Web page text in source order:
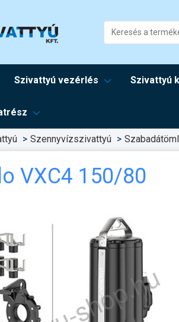
Szivattyú vezérlés Szivattyú
Szennyvízszivattyú
VXC4 150/80